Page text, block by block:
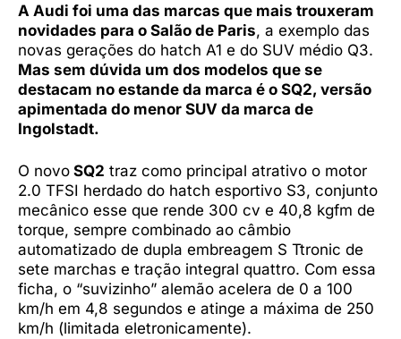
A Audi foi uma das marcas que mais trouxeram
novidades para o Salão de Paris, a exemplo das
novas gerações do hatch A1 e do SUV médio Q3.
Mas sem dúvida um dos modelos que se
destacam no estande da marca é o SQ2, versão
apimentada do menor SUV da marca de
Ingolstadt.
O novo SQ2 traz como principal atrativo o motor
2.0 TFSI herdado do hatch esportivo S3, conjunto
mecânico esse que rende 300 cv e 40,8 kgfm de
torque, sempre combinado ao câmbio
automatizado de dupla embreagem S Ttronic de
sete marchas e tração integral quattro. Com essa
ficha, o “suvizinho” alemão acelera de 0 a 100
km/h em 4,8 segundos e atinge a máxima de 250
km/h (limitada eletronicamente).